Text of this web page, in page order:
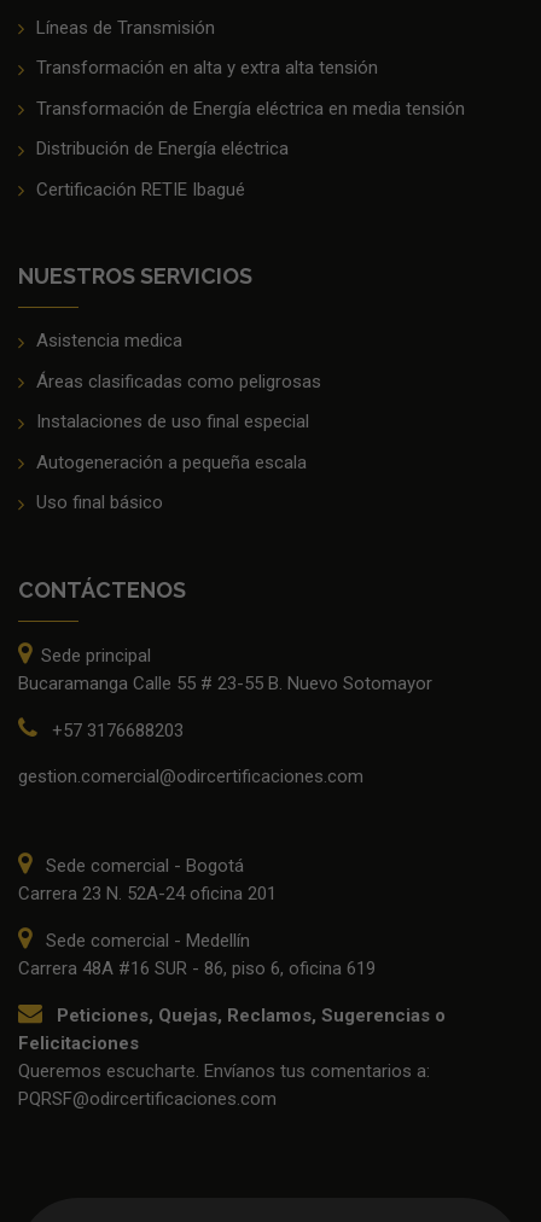
Líneas de Transmisión
Transformación en alta y extra alta tensión
Transformación de Energía eléctrica en media tensión
Distribución de Energía eléctrica
Certificación RETIE Ibagué
NUESTROS SERVICIOS
Asistencia medica
Áreas clasificadas como peligrosas
Instalaciones de uso final especial
Autogeneración a pequeña escala
Uso final básico
CONTÁCTENOS
Sede principal
Bucaramanga Calle 55 # 23-55 B. Nuevo Sotomayor
+57 3176688203
gestion.comercial@odircertificaciones.com
Sede comercial - Bogotá
Carrera 23 N. 52A-24 oficina 201
Sede comercial - Medellín
Carrera 48A #16 SUR - 86, piso 6, oficina 619
Peticiones, Quejas, Reclamos, Sugerencias o
Felicitaciones
Queremos escucharte. Envíanos tus comentarios a:
PQRSF@odircertificaciones.com